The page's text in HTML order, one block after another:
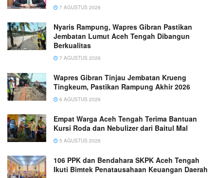
7 AGUSTUS 2026
Nyaris Rampung, Wapres Gibran Pastikan
Jembatan Lumut Aceh Tengah Dibangun
Berkualitas
7 AGUSTUS 2026
Wapres Gibran Tinjau Jembatan Krueng
Tingkeum, Pastikan Rampung Akhir 2026
6 AGUSTUS 2026
Empat Warga Aceh Tengah Terima Bantuan
Kursi Roda dan Nebulizer dari Baitul Mal
5 AGUSTUS 2026
106 PPK dan Bendahara SKPK Aceh Tengah
Ikuti Bimtek Penatausahaan Keuangan Daerah